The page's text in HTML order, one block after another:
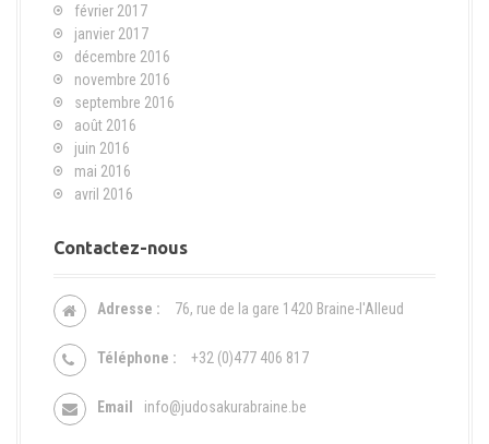
février 2017
janvier 2017
décembre 2016
novembre 2016
septembre 2016
août 2016
juin 2016
mai 2016
avril 2016
Contactez-nous
Adresse : 76, rue de la gare 1420 Braine-l'Alleud
Téléphone : +32 (0)477 406 817
Email info@judosakurabraine.be